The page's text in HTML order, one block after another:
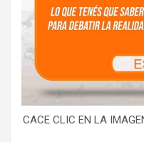
CACE CLIC EN LA